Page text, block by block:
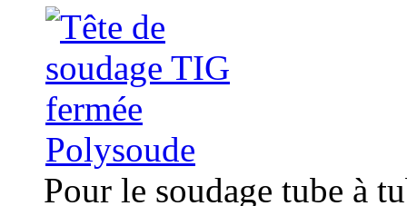
Pour le soudage tube à